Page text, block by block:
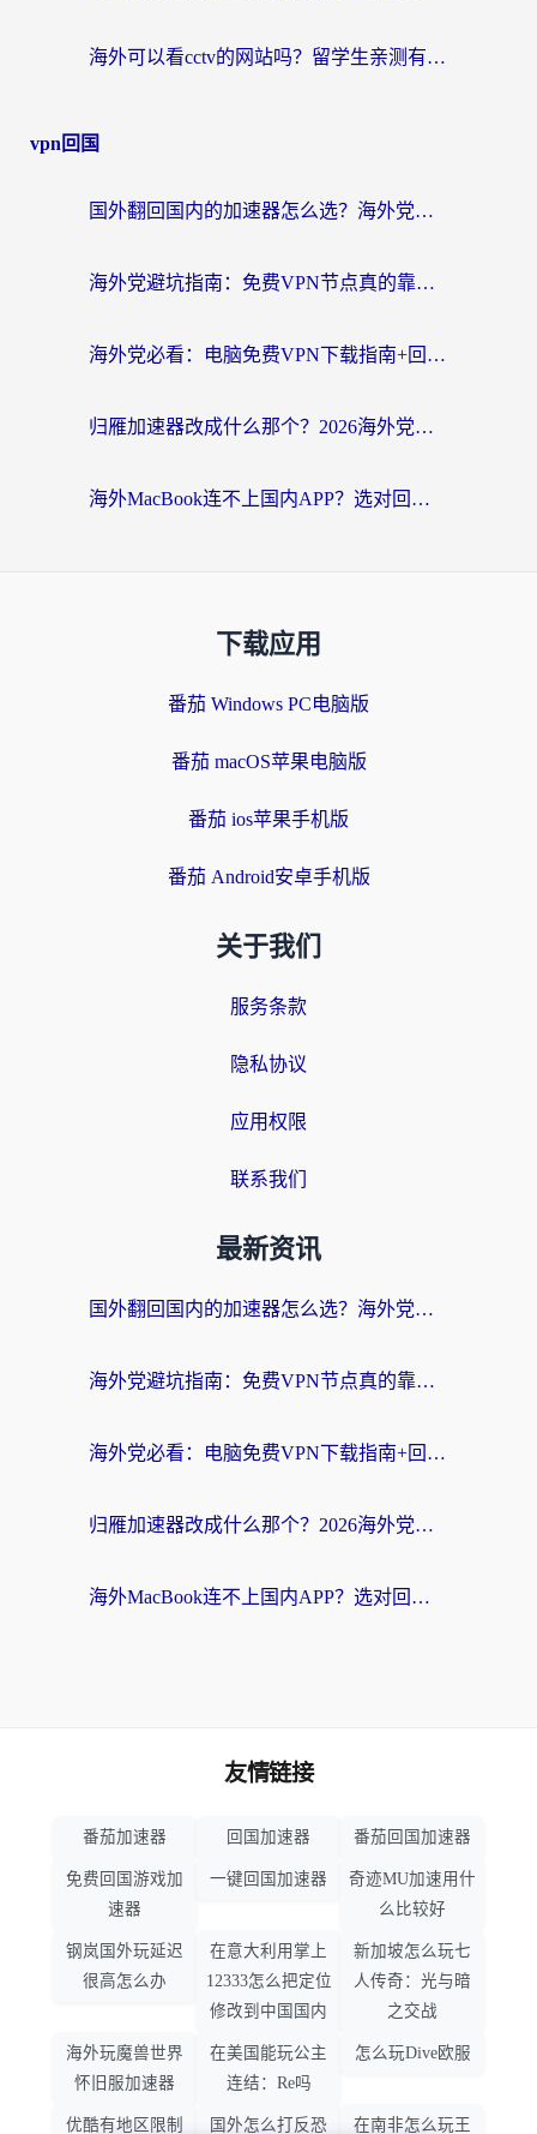
海外可以看cctv的网站吗？留学生亲测有效的回国追剧方案
vpn回国
国外翻回国内的加速器怎么选？海外党亲测实用指南，告别地域限制
海外党避坑指南：免费VPN节点真的靠谱吗？教你选对回国加速器无缝访问国内资源
海外党必看：电脑免费VPN下载指南+回国加速器选择全攻略，告别地区限制
归雁加速器改成什么那个？2026海外党回国加速全攻略：告别地区限制，轻松刷剧玩游戏
海外MacBook连不上国内APP？选对回国VPN，告别地区限制的烦恼
下载应用
番茄 Windows PC电脑版
番茄 macOS苹果电脑版
番茄 ios苹果手机版
番茄 Android安卓手机版
关于我们
服务条款
隐私协议
应用权限
联系我们
最新资讯
国外翻回国内的加速器怎么选？海外党亲测实用指南，告别地域限制
海外党避坑指南：免费VPN节点真的靠谱吗？教你选对回国加速器无缝访问国内资源
海外党必看：电脑免费VPN下载指南+回国加速器选择全攻略，告别地区限制
归雁加速器改成什么那个？2026海外党回国加速全攻略：告别地区限制，轻松刷剧玩游戏
海外MacBook连不上国内APP？选对回国VPN，告别地区限制的烦恼
友情链接
番茄加速器 回国加速器 番茄回国加速器
免费回国游戏加
速器
一键回国加速器
奇迹MU加速用什
么比较好
钢岚国外玩延迟
很高怎么办
在意大利用掌上
12333怎么把定位
修改到中国国内
新加坡怎么玩七
人传奇：光与暗
之交战
海外玩魔兽世界
怀旧服加速器
在美国能玩公主
连结：Re吗
怎么玩Dive欧服
优酷有地区限制 国外怎么打反恐 在南非怎么玩王